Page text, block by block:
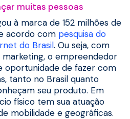
muitas pessoas
à marca de 152 milhões de
acordo com pesquisa do
do Brasil. Ou seja, com
o empreendedor
oportunidade de fazer com
tanto no Brasil quanto
seu produto. Em
físico tem sua atuação
mobilidade e geográficas.